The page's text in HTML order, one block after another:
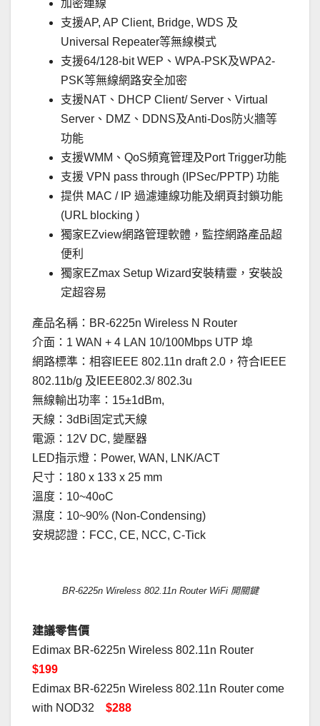
加密連線
支援AP, AP Client, Bridge, WDS 及
Universal Repeater等無線模式
支援64/128-bit WEP、WPA-PSK及WPA2-
PSK等無線網路安全加密
支援NAT、DHCP Client/ Server、Virtual
Server、DMZ、DDNS及Anti-Dos防火牆等
功能
支援WMM、QoS頻寬管理及Port Trigger功能
支援 VPN pass through (IPSec/PPTP) 功能
提供 MAC / IP 過濾連線功能及網頁封鎖功能
(URL blocking )
獨家EZview網路管理軟體，監控網路產品超
便利
獨家EZmax Setup Wizard安裝精靈，安裝設
定超容易
產品名稱：BR-6225n Wireless N Router
介面：1 WAN + 4 LAN 10/100Mbps UTP 埠
網路標準：相容IEEE 802.11n draft 2.0，符合IEEE
802.11b/g 及IEEE802.3/ 802.3u
無線輸出功率：15±1dBm,
天線：3dBi固定式天線
電源：12V DC, 變壓器
LED指示燈：Power, WAN, LNK/ACT
尺寸：180 x 133 x 25 mm
溫度：10~40oC
濕度：10~90% (Non-Condensing)
安規認證：FCC, CE, NCC, C-Tick
BR-6225n Wireless 802.11n Router WiFi 開關鍵
建議零售價
Edimax BR-6225n Wireless 802.11n Router
$199
Edimax BR-6225n Wireless 802.11n Router come
with NOD32 $288